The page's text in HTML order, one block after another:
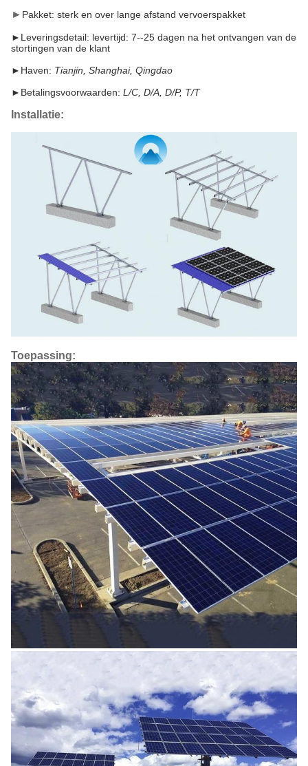
► Pakket: sterk en over lange afstand vervoerspakket
►Leveringsdetail: levertijd: 7--25 dagen na het ontvangen van de
stortingen van de klant
►Haven: Tianjin, Shanghai, Qingdao
► Betalingsvoorwaarden: L/C, D/A, D/P, T/T
Installatie:
Toepassing: